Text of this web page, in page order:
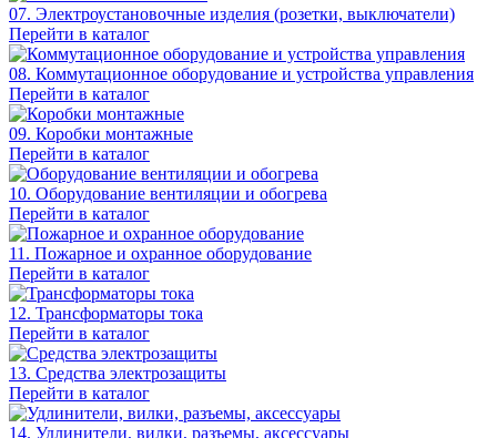
07. Электроустановочные изделия (розетки, выключатели)
Перейти в каталог
08. Коммутационное оборудование и устройства управления
Перейти в каталог
09. Коробки монтажные
Перейти в каталог
10. Оборудование вентиляции и обогрева
Перейти в каталог
11. Пожарное и охранное оборудование
Перейти в каталог
12. Трансформаторы тока
Перейти в каталог
13. Средства электрозащиты
Перейти в каталог
14. Удлинители, вилки, разъемы, аксессуары